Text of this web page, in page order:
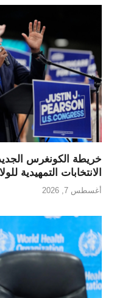
خريطة الكونغرس
الانتخابات التمهيدية
أغسطس 7, 2026